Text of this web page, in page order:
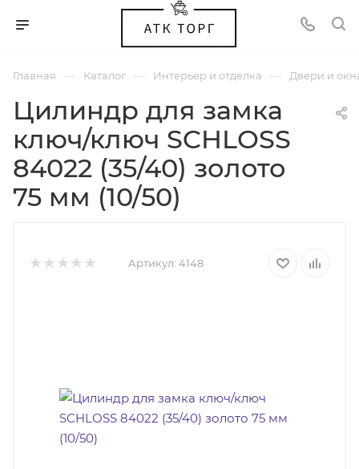
Главная — Каталог — Интерьер и отделка — Двери и
Цилиндр для замка
ключ/ключ SCHLOSS
84022 (35/40) золото
75 мм (10/50)
Артикул: 4148